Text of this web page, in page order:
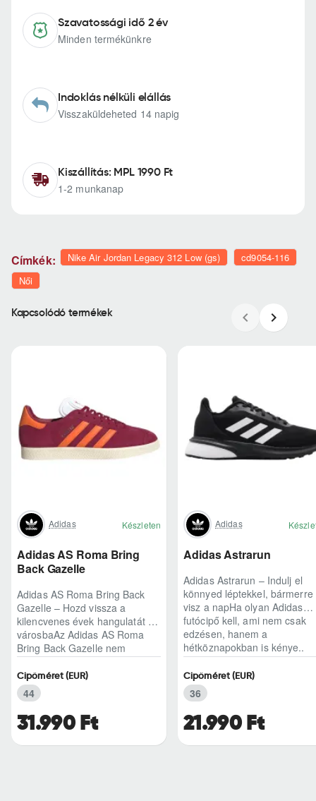
Szavatossági idő 2 év
Minden termékünkre
Indoklás nélküli elállás
Visszaküldeheted 14 napig
Kiszállítás: MPL 1990 Ft
1-2 munkanap
Címkék: Nike Air Jordan Legacy 312 Low (gs)
cd9054-116
Női
Kapcsolódó termékek
Adidas Készleten
Adidas AS Roma Bring
Back Gazelle
Adidas AS Roma Bring Back
Gazelle – Hozd vissza a
kilencvenes évek hangulatát a
városbaAz Adidas AS Roma
Bring Back Gazelle nem
egyszerű sneaker, hane..
31.990 Ft
Cipőméret (EUR)
44
Adidas
Adidas Astrarun
Adidas Astrarun – Indulj el
könnyed léptekkel, bármerre
visz a napHa olyan Adidas
futócipő kell, ami nem csak
edzésen, hanem a
hétköznapokban is kénye..
21.990 Ft
Cipőméret (EUR)
36